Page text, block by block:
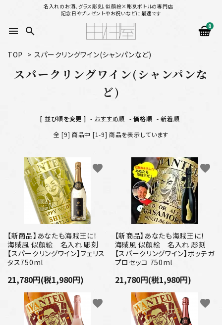
名入れのお酒、グラス彫刻、似顔絵×彫刻ボトルの専門店
記念日やプレゼントやお祝いなどに最適です
menu search 0
名入れ（縦書き）から選ぶ
配送方法
お支払方法
プライバシーポリシー
特定商取引法について
TOP > スパークリングワイン(シャンパンなど)
スパークリングワイン(シャンパンな
ど)
[ 並び順を変更 ] - おすすめ順 -価格順 -新着順
全 [9] 商品中 [1-9] 商品を表示しています
【新商品】あなたも海賊王に！
海賊風 似顔絵 名入れ 彫刻
【スパークリングワイン】フェリス
タス750ml
21,780円(税1,980円)
favorite
【新商品】あなたも海賊王に！
海賊風 似顔絵 名入れ 彫刻
【スパークリングワイン】ボッテガ
プロセッコ 750ml
21,780円(税1,980円)
favorite
favorite favorite